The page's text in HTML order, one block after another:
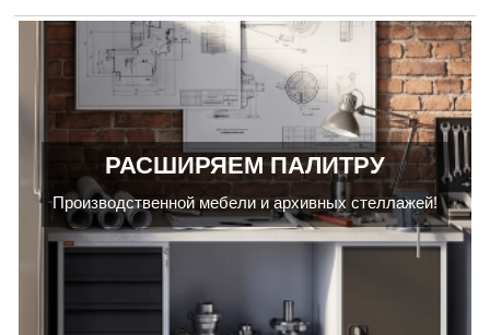
РАСШИРЯЕМ ПАЛИТРУ
Производственной мебели и архивных стеллажей!